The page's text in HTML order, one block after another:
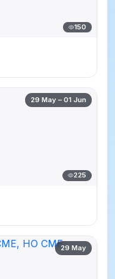
150
29 May – 01 Jun
225
29 May